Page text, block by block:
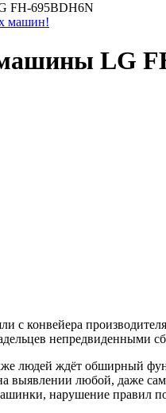
FH-695BDH6N
LG
с конвейера
непредвиденными
людей ждёт обширный
любой, даже
нарушение правил